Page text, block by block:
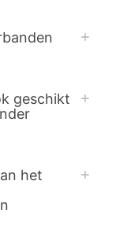
geschikt
het